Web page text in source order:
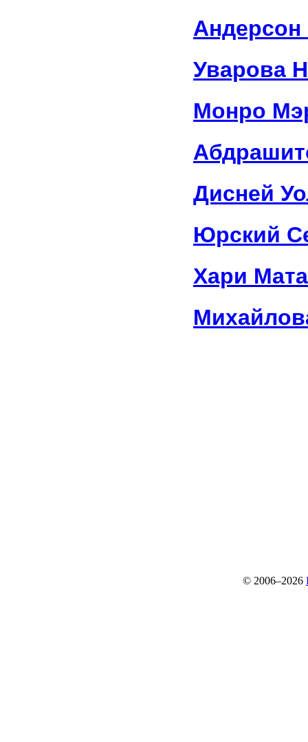
Уварова
Монро
Дисней
Юрский
Хари Мата
© 2006–2026